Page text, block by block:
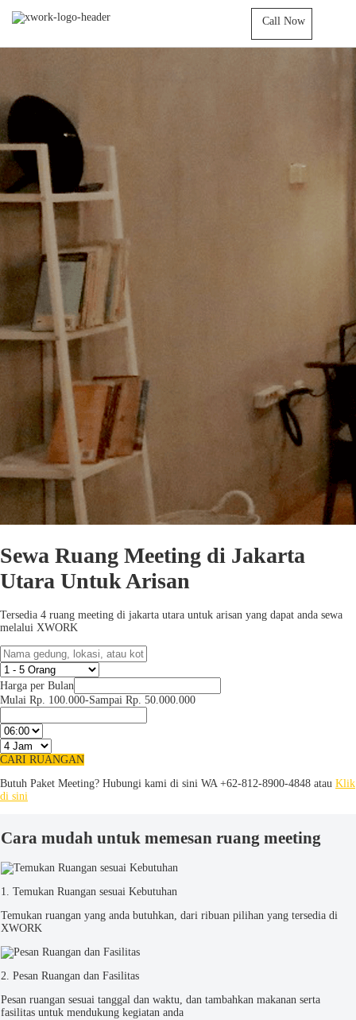
Call Now
Sewa Ruang Meeting di Jakarta
Utara Untuk Arisan
Tersedia 4 ruang meeting di jakarta utara untuk arisan yang dapat anda sewa
melalui XWORK
Harga per Bulan
Mulai Rp. 100.000-Sampai Rp. 50.000.000
CARI RUANGAN
Butuh Paket Meeting? Hubungi kami di sini WA +62-812-8900-4848 atau Klik
di sini
Cara mudah untuk memesan ruang meeting
1. Temukan Ruangan sesuai Kebutuhan
Temukan ruangan yang anda butuhkan, dari ribuan pilihan yang tersedia di
XWORK
2. Pesan Ruangan dan Fasilitas
Pesan ruangan sesuai tanggal dan waktu, dan tambahkan makanan serta
fasilitas untuk mendukung kegiatan anda